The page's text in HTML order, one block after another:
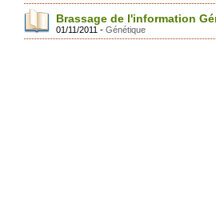
Brassage de l'information
01/11/2011 - Génétique